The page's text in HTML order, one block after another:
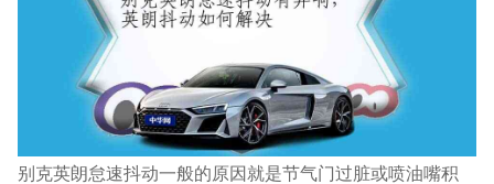
别克英朗怠速抖动一般的原因就是节气门过脏或喷油嘴积